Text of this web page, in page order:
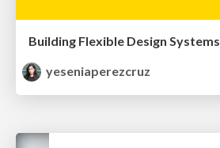
Building Flexible Design Systems
yeseniaperezcruz